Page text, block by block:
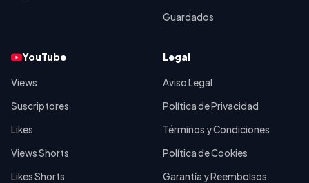
Guardados
YouTube
Views
Suscriptores
Likes
Views Shorts
Likes Shorts
Legal
Aviso Legal
Política de Privacidad
Términos y Condiciones
Política de Cookies
Garantía y Reembolsos